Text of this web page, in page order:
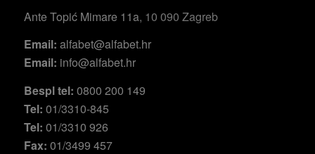
Ante Topić Mimare 11a, 10 090 Zagreb
Email: alfabet@alfabet.hr
Email: info@alfabet.hr
Bespl tel: 0800 200 149
Tel: 01/3310-845
Tel: 01/3310 926
Fax: 01/3499 457